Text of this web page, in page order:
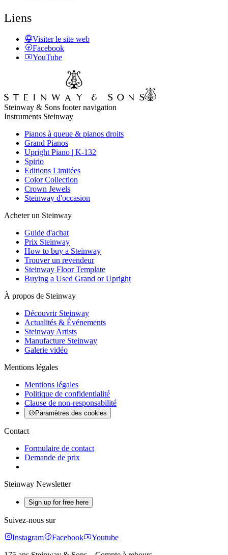
Liens
Visiter le site web
Facebook
YouTube
Steinway & Sons footer navigation
Instruments Steinway
Pianos à queue & pianos droits
Grand Pianos
Upright Piano | K-132
Spirio
Editions Limitées
Color Collection
Crown Jewels
Steinway d'occasion
Acheter un Steinway
Guide d'achat
Prix Steinway
How to buy a Steinway
Trouver un revendeur
Steinway Floor Template
Buying a Used Grand or Upright
À propos de Steinway
Découvrir Steinway
Actualités & Événements
Steinway Artists
Manufacture Steinway
Galerie vidéo
Mentions légales
Mentions légales
Politique de confidentialité
Clause de non-responsabilité
Paramètres des cookies
Contact
Formulaire de contact
Demande de prix
Steinway Newsletter
Sign up for free here
Suivez-nous sur
Instagram
Facebook
Youtube